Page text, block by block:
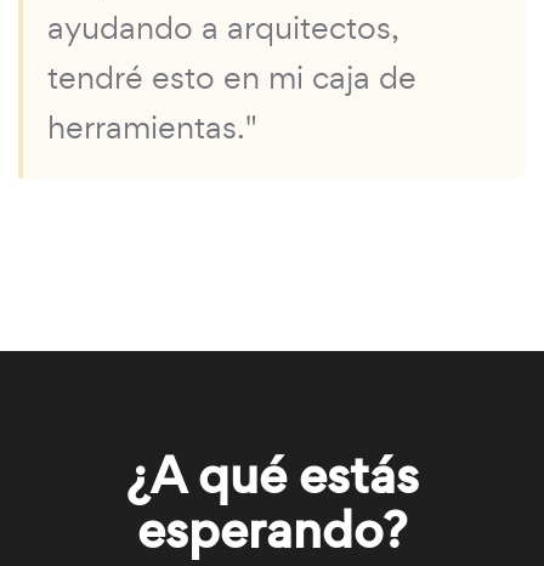
ayudando a arquitectos,
tendré esto en mi caja de
herramientas."
¿A qué estás
esperando?